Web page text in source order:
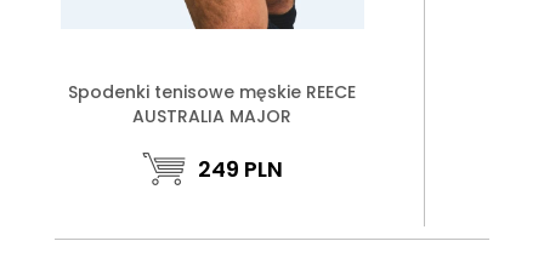
Spodenki tenisowe męskie REECE
AUSTRALIA MAJOR
249 PLN